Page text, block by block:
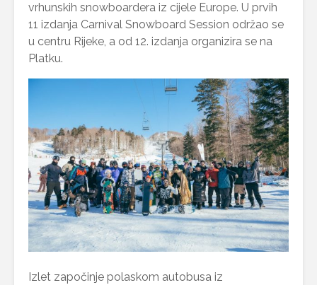
vrhunskih snowboardera iz cijele Europe. U prvih
11 izdanja Carnival Snowboard Session održao se
u centru Rijeke, a od 12. izdanja organizira se na
Platku.
Izlet započinje polaskom autobusa iz